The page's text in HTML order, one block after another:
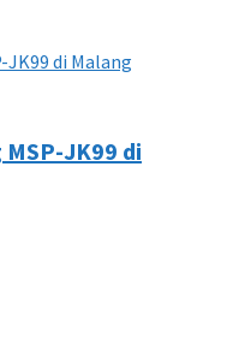
JK99 di